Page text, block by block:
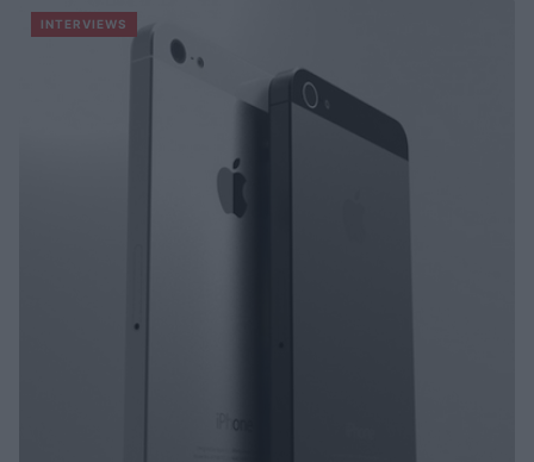
INTERVIEWS